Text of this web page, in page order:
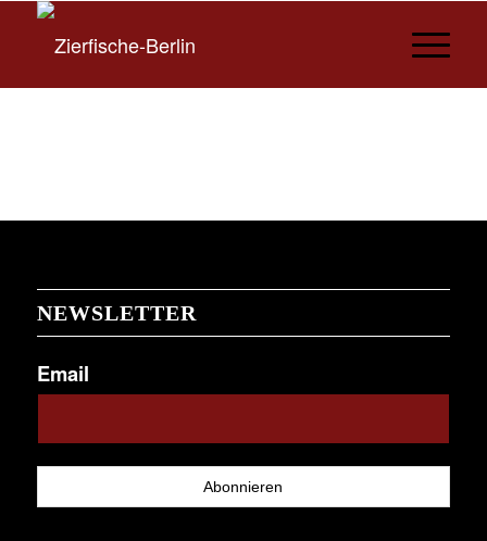
NEWSLETTER
Email